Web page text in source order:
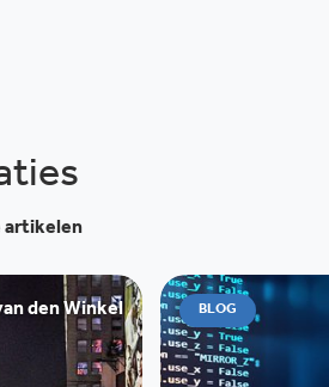
artikelen
den Winkel BLOG